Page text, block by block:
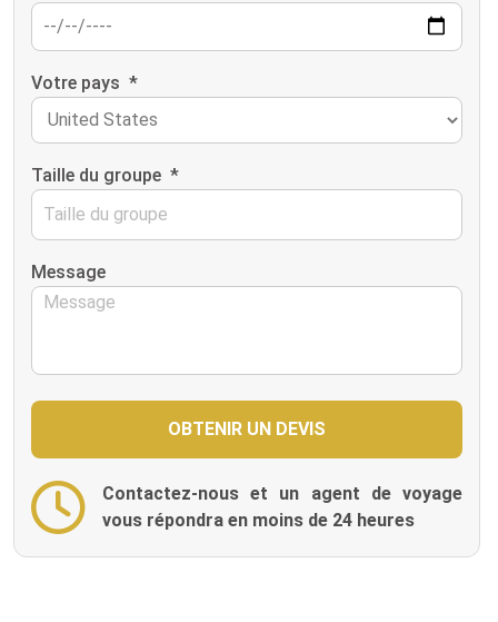
Votre pays *
Taille du groupe *
Message
Contactez-nous et un agent de voyage
vous répondra en moins de 24 heures